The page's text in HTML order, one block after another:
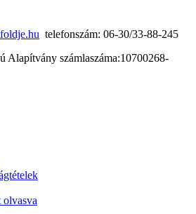
telefonszám: 06-30/33-88-245
Alapítvány számlaszáma:10700268-
olvasva